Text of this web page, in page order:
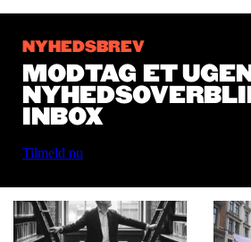
NYHEDSBREV
MODTAG ET
INBOX
Tilmeld nu